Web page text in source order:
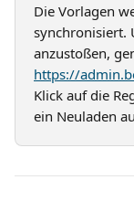
Die Vorlagen
synchronisiert.
anzustoßen,
https://
Klick auf die
ein Neuladen